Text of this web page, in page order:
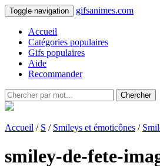
Toggle navigation gifsanimes.com
Accueil
Catégories populaires
Gifs populaires
Aide
Recommander
Chercher
Accueil / S / Smileys et émoticônes /
smiley-de-fete-